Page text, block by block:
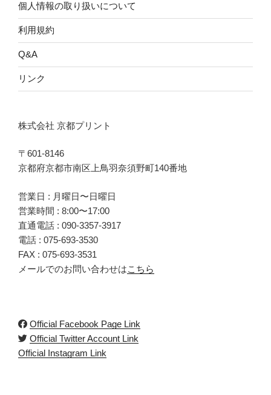
個人情報の取り扱いについて
利用規約
Q&A
リンク
株式会社 京都プリント
〒601-8146
京都府京都市南区上鳥羽奈須野町140番地
営業日 : 月曜日〜日曜日
営業時間 : 8:00〜17:00
直通電話 : 090-3357-3917
電話 : 075-693-3530
FAX : 075-693-3531
メールでのお問い合わせはこちら
Official Facebook Page Link
Official Twitter Account Link
Official Instagram Link